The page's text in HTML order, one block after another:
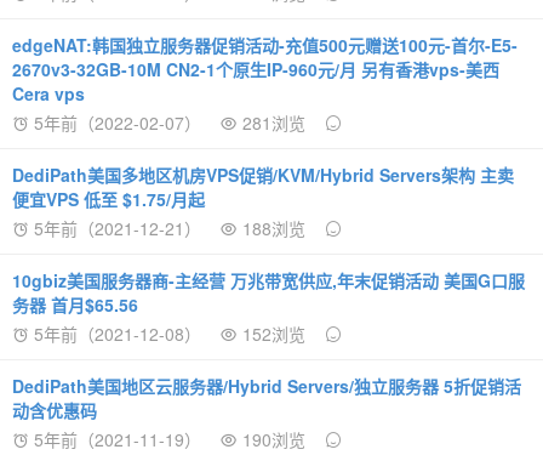
edgeNAT:韩国独立服务器促销活动-充值500元赠送100元-首尔-E5-
2670v3-32GB-10M CN2-1个原生IP-960元/月 另有香港vps-美西
Cera vps
5年前（2022-02-07）
281浏览
DediPath美国多地区机房VPS促销/KVM/Hybrid Servers架构 主卖
便宜VPS 低至 $1.75/月起
5年前（2021-12-21）
188浏览
10gbiz美国服务器商-主经营 万兆带宽供应,年末促销活动 美国G口服
务器 首月$65.56
5年前（2021-12-08）
152浏览
DediPath美国地区云服务器/Hybrid Servers/独立服务器 5折促销活
动含优惠码
5年前（2021-11-19）
190浏览